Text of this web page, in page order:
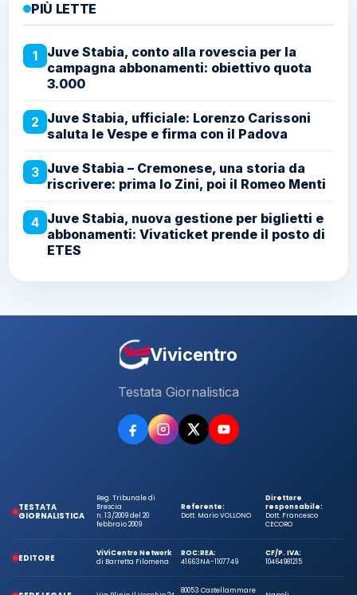
PIÙ LETTE
1
Juve Stabia, conto alla rovescia per la
campagna abbonamenti: obiettivo quota
3.000
2 Juve Stabia, ufficiale: Lorenzo Carissoni
saluta le Vespe e firma con il Padova
3 Juve Stabia – Cremonese, una storia da
riscrivere: prima lo Zini, poi il Romeo Menti
4 Juve Stabia, nuova gestione per biglietti e
abbonamenti: Vivaticket prende il posto di
ETES
Vivicentro
Testata Giornalistica
TESTATA
GIORNALISTICA
Reg. Tribunale di
Brescia
n. 13/2009 del 20
febbraio 2009
Referente:
Dott. Mario VOLLONO
Direttore
responsabile:
Dott. Francesco
CECORO
EDITORE
ViViCentro Network
di Barretta Filomena
ROC:
41663
REA:
NA-1107749
CF/P. IVA:
10464981215
80053 Castellammare